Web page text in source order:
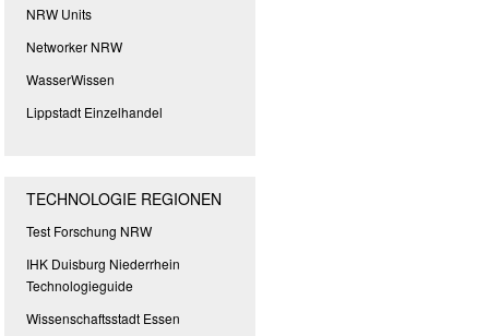
NRW Units
Networker NRW
WasserWissen
Lippstadt Einzelhandel
TECHNOLOGIE REGIONEN
Test Forschung NRW
IHK Duisburg Niederrhein
Technologieguide
Wissenschaftsstadt Essen